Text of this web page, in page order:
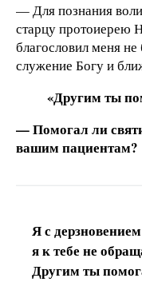
— Для познания
старцу протоиерею
благословил меня
служение Богу и
«Другим ты
— Помогал ли
вашим пациентам?
Я с
я к тебе не
Другим ты